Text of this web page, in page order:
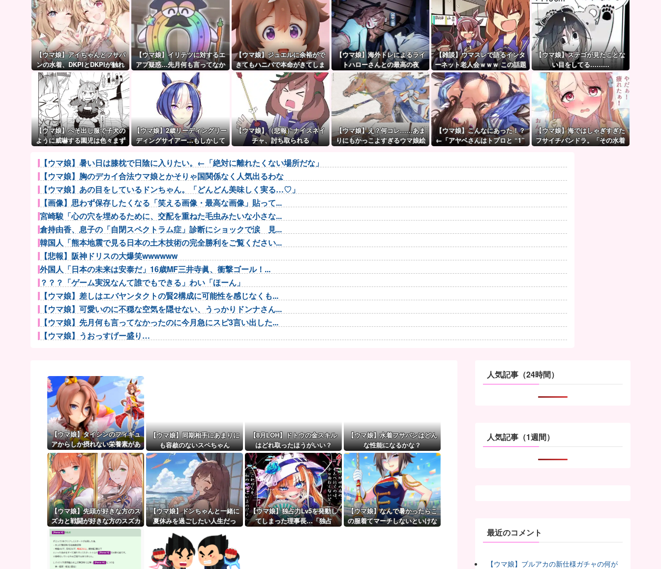
【ウマ娘】アイちゃんとフサパ
ンの水着、DKPIとDKPIが触れ
てる構図が良き…
【ウマ娘】イリテツに対するエ
アプ疑惑…先月何も言ってなか
ったのに今月急にスピ3言い出し
たのが怪しいよな。
【ウマ娘】ジュエルに余裕がで
きてもハニバで本命がきてしま
うのだ。
【ウマ娘】海外トレによるライ
トハローさんとの最高の夜
【雑談】ウマスレで語るインタ
ーネット老人会ｗｗｗ この話題
についていけないってマ
ジ…！？
【ウマ娘】ステゴが見たことな
い目をしてる………
【ウマ娘】へそ出し服で子犬の
ように威嚇する園児は色々まず
【ウマ娘】2歳リーディングリー
ディングサイアー…もしかして
【ウマ娘】（悲報）ナイスネイ
チャ、討ち取られる
【ウマ娘】え？何コレ……あま
りにもかっこよすぎるウマ娘絵
【ウマ娘】こんなにあった！？
←「アヤベさんはトプロと “1”
【ウマ娘】海ではしゃぎすぎた
フサイチパンドラ。「その水着
【ウマ娘】暑い日は膝枕で日陰に入りたい。←「絶対に離れたくない場所だな」
【ウマ娘】胸のデカイ合法ウマ娘とかそりゃ国関係なく人気出るわな
【ウマ娘】あの目をしているドンちゃん。「どんどん美味しく実る…♡」
【画像】思わず保存したくなる「笑える画像・最高な画像」貼って...
宮崎駿「心の穴を埋めるために、交配を重ねた毛虫みたいな小さな...
倉持由香、息子の「自閉スペクトラム症」診断にショックで涙 見...
韓国人「熊本地震で見る日本の土木技術の完全勝利をご覧ください...
【悲報】阪神ドリスの大爆笑wwwwww
外国人「日本の未来は安泰だ」16歳MF三井寺眞、衝撃ゴール！...
？？？「ゲーム実況なんて誰でもできる」わい「ほーん」
【ウマ娘】差しはエバヤンタクトの賢2構成に可能性を感じなくも...
【ウマ娘】可愛いのに不穏な空気を隠せない、うっかりドンナさん...
【ウマ娘】先月何も言ってなかったのに今月急にスピ3言い出した...
【ウマ娘】うおっすげー盛り…
初見で「勝てるわけないやろくそったれ…」って思ったゲームの敵...
【試合結果】阪神vs中日 2026/08/07 【才木8回無...
【悲報】アイドルが歌下手な理由
サングラスかけるの恥ずかしいと思ってたけど、日差し強すぎてサ...
SES10年目のワイ、転職するか迷う
【画像】電車の『ドア横キープマン』、炎上wwwwwwww
【ウマ娘】（審議）無凸ブーケと完凸シャカール、中距離先行編成...
【ウマ娘】覚醒Lv6、7の解放が今後2か月置きに実装予定！第...
【ウマ娘】タイシンのフィギュ
アからしか摂れない栄養素があ
る
【ウマ娘】同期相手にあまりに
も容赦のないスペちゃん
【8月LOH】ドトウの金スキル
はどれ取ったほうがいい？
【ウマ娘】水着フサパンはどん
な性能になるかな？
【ウマ娘】先頭が好きな方のス
ズカと戦闘が好きな方のスズカ
【ウマ娘】ドンちゃんと一緒に
夏休みを過ごしたい人生だっ
【ウマ娘】独占力Lv5を発動し
てしまった理事長…「独占
【ウマ娘】なんで暑かったらこ
の服着てマーチしないといけな
人気記事（24時間）
人気記事（1週間）
最近のコメント
【ウマ娘】ブルアカの新仕様ガチャの何が